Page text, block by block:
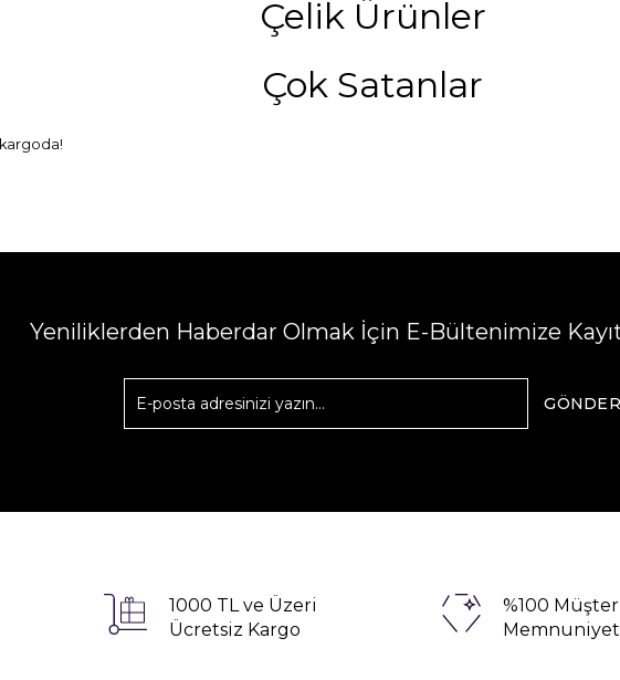
Çelik Ürünler
Çok Satanlar
kargoda!
Yeniliklerden Haberdar Olmak İçin E-Bültenimize
GÖNDER
1000 TL ve Üzeri
Ücretsiz Kargo
%100